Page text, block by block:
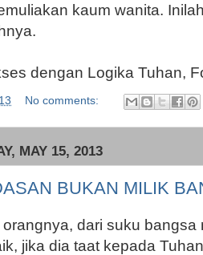
kaum wanita.
dengan Logika Tuhan,
No comments:
MAY 15, 2013
BUKAN MILIK
dari suku
jika dia taat kepada